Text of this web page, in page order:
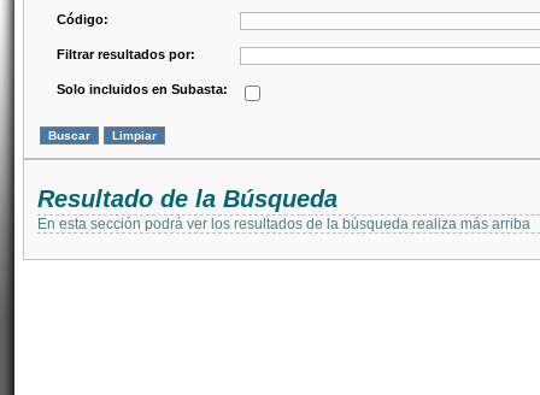
Código:
Filtrar resultados por:
Solo incluidos en Subasta:
Resultado de la Búsqueda
En esta sección podrá ver los resultados de la búsqueda realiza más arriba